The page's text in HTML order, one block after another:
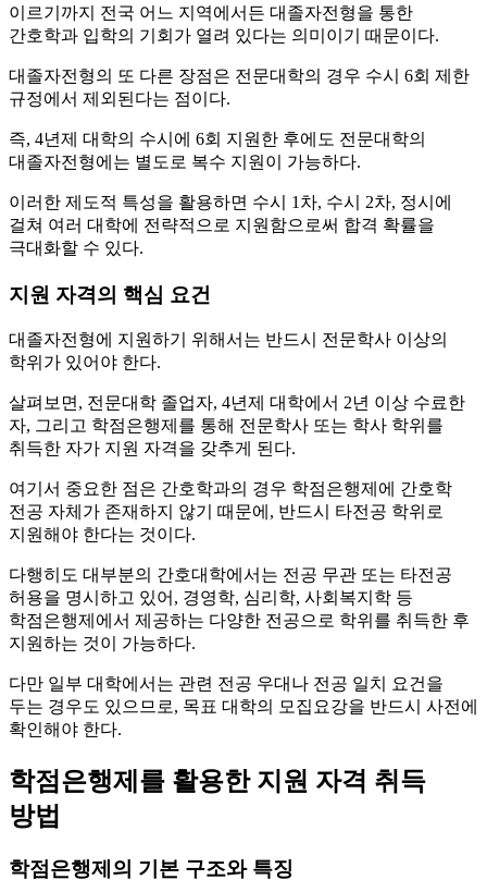
이르기까지 전국 어느 지역에서든 대졸자전형을 통한
간호학과 입학의 기회가 열려 있다는 의미이기 때문이다.
대졸자전형의 또 다른 장점은 전문대학의 경우 수시 6회 제한
규정에서 제외된다는 점이다.
즉, 4년제 대학의 수시에 6회 지원한 후에도 전문대학의
대졸자전형에는 별도로 복수 지원이 가능하다.
이러한 제도적 특성을 활용하면 수시 1차, 수시 2차, 정시에
걸쳐 여러 대학에 전략적으로 지원함으로써 합격 확률을
극대화할 수 있다.
지원 자격의 핵심 요건
대졸자전형에 지원하기 위해서는 반드시 전문학사 이상의
학위가 있어야 한다.
살펴보면, 전문대학 졸업자, 4년제 대학에서 2년 이상 수료한
자, 그리고 학점은행제를 통해 전문학사 또는 학사 학위를
취득한 자가 지원 자격을 갖추게 된다.
여기서 중요한 점은 간호학과의 경우 학점은행제에 간호학
전공 자체가 존재하지 않기 때문에, 반드시 타전공 학위로
지원해야 한다는 것이다.
다행히도 대부분의 간호대학에서는 전공 무관 또는 타전공
허용을 명시하고 있어, 경영학, 심리학, 사회복지학 등
학점은행제에서 제공하는 다양한 전공으로 학위를 취득한 후
지원하는 것이 가능하다.
다만 일부 대학에서는 관련 전공 우대나 전공 일치 요건을
두는 경우도 있으므로, 목표 대학의 모집요강을 반드시 사전에
확인해야 한다.
학점은행제를 활용한 지원 자격 취득
방법
학점은행제의 기본 구조와 특징